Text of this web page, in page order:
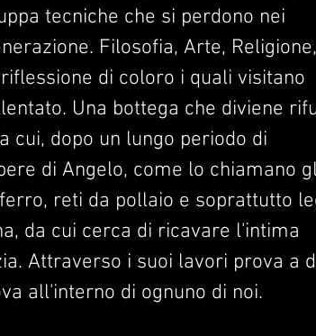
tecniche che si perdono nei
Filosofia, Arte, Religione,
di coloro i quali visitano
Una bottega che diviene
cui, dopo un lungo periodo di
di Angelo, come lo chiamano
reti da pollaio e soprattutto
da cui cerca di ricavare l'intima
Attraverso i suoi lavori prova a
all'interno di ognuno di noi.